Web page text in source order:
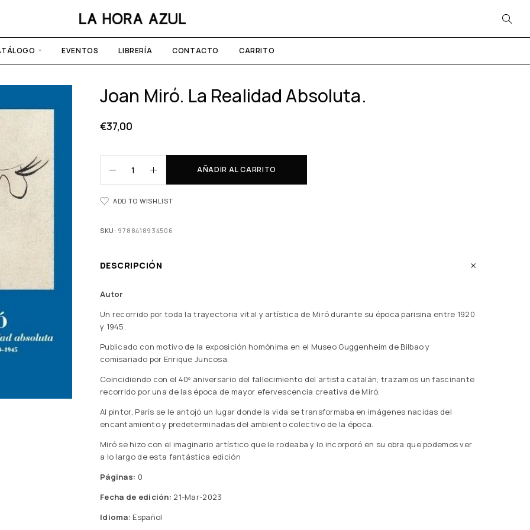
EVENTOS LIBRERÍA CONTACTO CARRITO
Joan Miró. La Realidad Absoluta.
€37,00
AÑADIR AL CARRITO
ADD TO WISHLIST
SKU: 9788418934506
DESCRIPCIÓN
Autor
Un recorrido por toda la trayectoria vital y artística de Miró durante su época parisina entre 1920
y 1945.
Publicado con motivo de la exposición homónima en el Museo Guggenheim de Bilbao y
comisariado por Enrique Juncosa.
Coincidiendo con el 40º aniversario del fallecimiento del artista catalán, trazamos un fascinante
recorrido por una de las época de mayor efervescencia creativa de Miró.
Al pintor, París se le antojó un lugar donde la vida se transformaba en imágenes nacidas del
encantamiento y predeterminadas del ambiento colectivo de la época.
Miró se hizo con el imaginario artístico que le rodeaba y lo incorporó en su obra que podemos ver
a lo largo de esta fantástica edición
Páginas: 0
Fecha de edición: 21-Mar-2023
Idioma: Español